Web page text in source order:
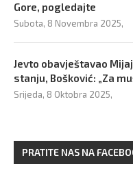
Gore, pogledajte
Subota, 8 Novembra 2025,
Jevto obavještavao
stanju, Bošković: „Za
Srijeda, 8 Oktobra 2025,
PRATITE NAS NA